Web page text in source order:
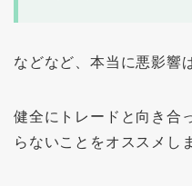
などなど、本当に悪影響
健全にトレードと向き合
らないことをオススメし